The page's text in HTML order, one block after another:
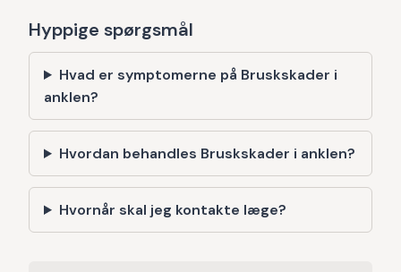
Hyppige spørgsmål
Hvad er symptomerne på Bruskskader i
anklen?
Hvordan behandles Bruskskader i anklen?
Hvornår skal jeg kontakte læge?